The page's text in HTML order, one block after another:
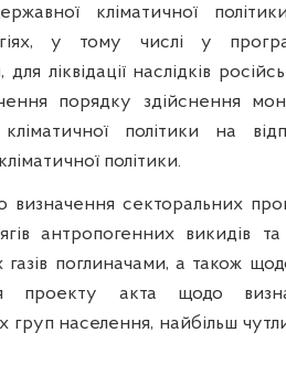
кліматичної
у тому числі у
ліквідації наслідків
порядку здійснення
кліматичної політики на
політики.
визначення секторальних
антропогенних викидів та
поглиначами, а також
проекту акта щодо
груп населення, найбільш